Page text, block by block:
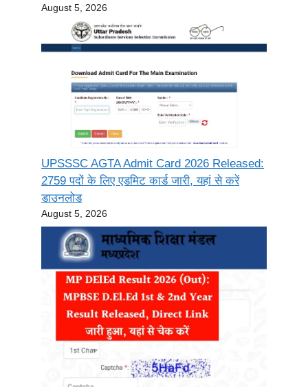
August 5, 2026
UPSSSC AGTA Admit Card 2026 Released:
2759 पदों के लिए एडमिट कार्ड जारी, यहां से करें
डाउनलोड
August 5, 2026